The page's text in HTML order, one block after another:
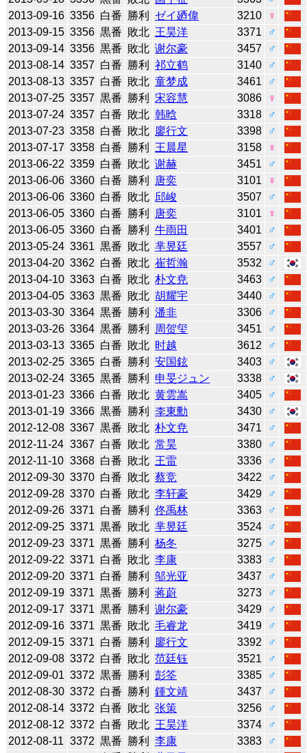
2013-09-16 3356 白番 勝利 ゼイ廼偉 3210
♀
2013-09-15 3356 黒番 敗北 王昊洋 3371
♂
2013-09-14 3356 黒番 敗北 谢尔豪 3457
♂
2013-08-14 3357 白番 勝利 祁立鹤 3140
♂
2013-08-13 3357 白番 敗北 童梦成 3461
♂
2013-07-25 3357 黒番 勝利 宋容慧 3086
♀
2013-07-24 3357 白番 敗北 韩晗 3318
♂
2013-07-23 3358 白番 敗北 廖行文 3398
♂
2013-07-17 3358 白番 勝利 王晨星 3158
♀
2013-06-22 3359 白番 敗北 谢赫 3451
♂
2013-06-06 3360 白番 勝利 唐奕 3101
♀
2013-06-06 3360 白番 敗北 邱峻 3507
♂
2013-06-05 3360 白番 勝利 唐奕 3101
♀
2013-06-05 3360 白番 勝利 牛雨田 3401
♂
2013-05-24 3361 黒番 敗北 芈昱廷 3557
♂
2013-04-20 3362 白番 敗北 崔哲瀚 3532
♂
2013-04-10 3363 白番 敗北 朴文尭 3463
♂
2013-04-05 3363 黒番 敗北 胡耀宇 3440
♂
2013-03-30 3364 黒番 勝利 潘非 3306
♂
2013-03-26 3364 黒番 勝利 周贺玺 3451
♂
2013-03-13 3365 白番 敗北 时越 3612
♂
2013-02-25 3365 白番 勝利 安国鉉 3403
♂
2013-02-24 3365 黒番 勝利 申旻ジュン 3338
♂
2013-01-23 3366 白番 敗北 黄雲嵩 3405
♂
2013-01-19 3366 黒番 勝利 李東勳 3430
♂
2012-12-08 3367 黒番 敗北 朴文尭 3471
♂
2012-11-24 3367 白番 敗北 常昊 3380
♂
2012-11-10 3368 白番 敗北 王雷 3336
♂
2012-09-30 3370 白番 敗北 蔡竞 3422
♂
2012-09-28 3370 白番 敗北 李轩豪 3429
♂
2012-09-26 3371 白番 勝利 佟禹林 3363
♂
2012-09-25 3371 黒番 敗北 芈昱廷 3524
♂
2012-09-23 3371 黒番 勝利 杨冬 3275
♂
2012-09-22 3371 白番 敗北 李康 3383
♂
2012-09-20 3371 白番 勝利 邬光亚 3437
♂
2012-09-19 3371 黒番 勝利 蒋蔚 3273
♂
2012-09-17 3371 黒番 勝利 谢尔豪 3429
♂
2012-09-16 3371 黒番 敗北 毛睿龙 3419
♂
2012-09-15 3371 白番 勝利 廖行文 3392
♂
2012-09-08 3372 白番 敗北 范廷钰 3521
♂
2012-09-01 3372 黒番 勝利 彭筌 3385
♂
2012-08-30 3372 白番 勝利 鍾文靖 3437
♂
2012-08-14 3372 白番 敗北 张策 3256
♂
2012-08-12 3372 白番 敗北 王昊洋 3374
♂
2012-08-11 3372 黒番 勝利 李康 3383
♂